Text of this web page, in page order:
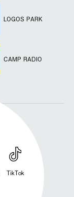
LOGOS PARK
CAMP RADIO
TikTok